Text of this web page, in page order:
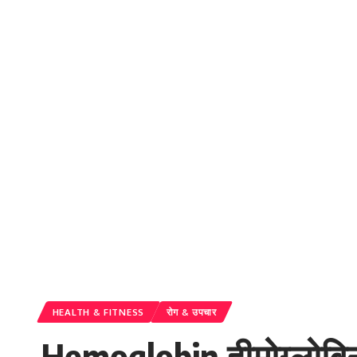
HEALTH & FITNESS रोग & उपचार